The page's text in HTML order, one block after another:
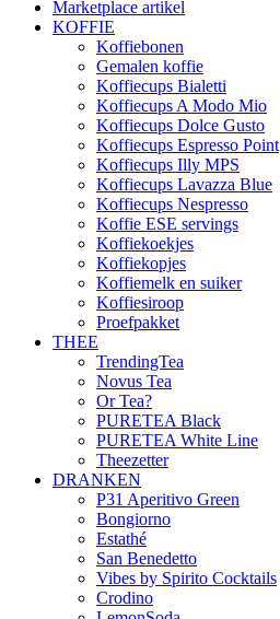
Marketplace artikel
KOFFIE
Koffiebonen
Gemalen koffie
Koffiecups Bialetti
Koffiecups A Modo Mio
Koffiecups Dolce Gusto
Koffiecups Espresso Point
Koffiecups Illy MPS
Koffiecups Lavazza Blue
Koffiecups Nespresso
Koffie ESE servings
Koffiekoekjes
Koffiekopjes
Koffiemelk en suiker
Koffiesiroop
Proefpakket
THEE
TrendingTea
Novus Tea
Or Tea?
PURETEA Black
PURETEA White Line
Theezetter
DRANKEN
P31 Aperitivo Green
Bongiorno
Estathé
San Benedetto
Vibes by Spirito Cocktails
Crodino